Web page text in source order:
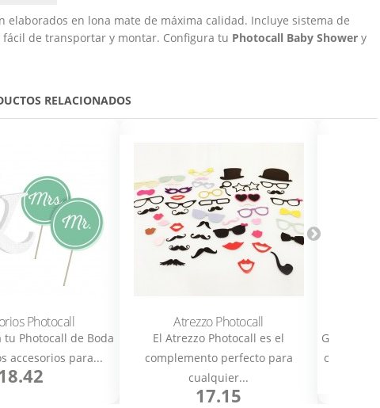
elaborados en lona mate de máxima calidad. Incluye sistema de
de transportar y montar. Configura tu Photocall Baby Shower y
RELACIONADOS
Photocall
tu Photocall de Boda
accesorios para...
Atrezzo Photocall
El Atrezzo Photocall es el
complemento perfecto para
cualquier...
17.15
Guirnalda
cualquier